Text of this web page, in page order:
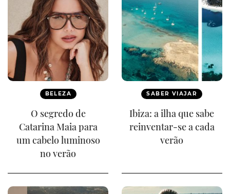
BELEZA
O segredo de
Catarina Maia para
um cabelo luminoso
no verão
SABER VIAJAR
Ibiza: a ilha que sabe
reinventar-se a cada
verão